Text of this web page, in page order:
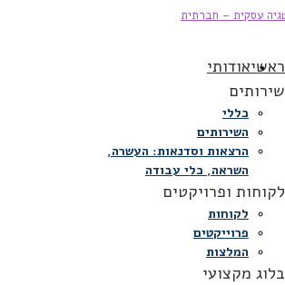
ראשיאודותי
שירותים
כללי
השירותים
הרצאות וסדנאות: העשרה,
השראה, כלי עבודה
לקוחות ופרויקטים
לקוחות
פרוייקטים
המלצות
בלוג מקצועי